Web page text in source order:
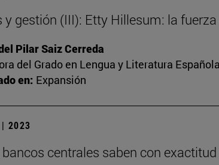
y gestión (III): Etty Hillesum: la
Pilar Saiz Cerreda
del Grado en Lengua y Literatura
en: Expansión
2023
centrales saben con